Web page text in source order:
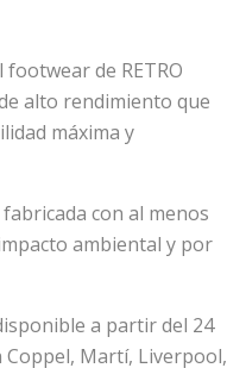
de RETRO
alto rendimiento que
máxima y
fabricada con al menos
ambiental y por
a partir del 24
Coppel, Martí, Liverpool,